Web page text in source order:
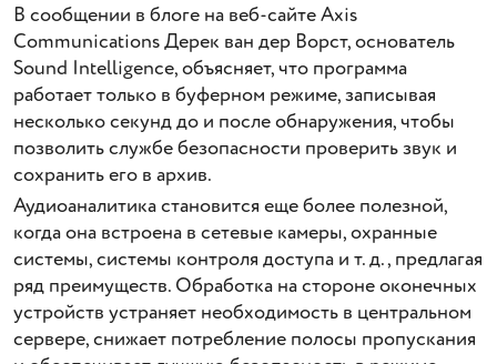
В сообщении в блоге на веб-сайте Axis
Communications Дерек ван дер Ворст, основатель
Sound Intelligence, объясняет, что программа
работает только в буферном режиме, записывая
несколько секунд до и после обнаружения, чтобы
позволить службе безопасности проверить звук и
сохранить его в архив.
Аудиоаналитика становится еще более полезной,
когда она встроена в сетевые камеры, охранные
системы, системы контроля доступа и т. д., предлагая
ряд преимуществ. Обработка на стороне оконечных
устройств устраняет необходимость в центральном
сервере, снижает потребление полосы пропускания